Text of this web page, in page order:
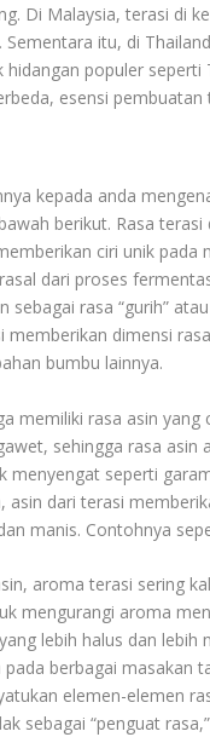
Di Malaysia, terasi di
itu, di
populer
esensi pembuatan
kepada anda
berikut. Rasa
ciri unik pada
dari proses
rasa “gurih”
dimensi
bumbu lainnya.
memiliki rasa asin
sehingga rasa
menyengat seperti
asin dari terasi
manis. Contohnya
aroma terasi sering
mengurangi aroma
lebih halus dan
berbagai masakan
elemen-elemen
sebagai “penguat